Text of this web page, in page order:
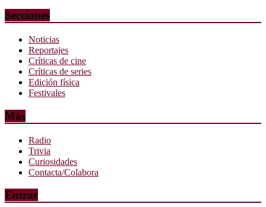
Secciones
Noticias
Reportajes
Críticas de cine
Críticas de series
Edición física
Festivales
Más
Radio
Trivia
Curiosidades
Contacta/Colabora
Entrar